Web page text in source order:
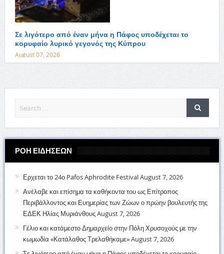
Σε λιγότερο από έναν μήνα η Πάφος υποδέχεται το
κορυφαίο λυρικό γεγονός της Κύπρου
August 07, 2026
ΡΟΗ ΕΙΔΗΣΕΩΝ
Ερχεται το 24ο Pafos Aphrodite FestivalAugust 7, 2026
Ανέλαβε και επίσημα τα καθήκοντα του ως Επίτροπος
Περιβάλλοντος και Ευημερίας των Ζώων ο πρώην βουλευτής της
ΕΔΕΚ Ηλίας ΜυριάνθουςAugust 7, 2026
Γέλιο και κατάμεστο Δημαρχείο στην Πόλη Χρυσοχούς με την
κωμωδία «Κατάλαθος Τρελαθήκαμε»August 7, 2026